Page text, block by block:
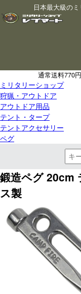
日本最大級の
通常送料770円
ミリタリーショップ
狩猟・アウトドア
アウトドア用品
テント・タープ
テントアクセサリー
ペグ
鍛造ペグ 20cm
ス製